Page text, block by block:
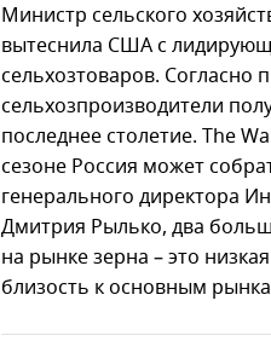
Министр сельского
вытеснила США с
сельхозтоваров.
сельхозпроизводители
последнее столетие. The
сезоне Россия может
генерального директора
Дмитрия Рылько, два
на рынке зерна – это
близость к основным